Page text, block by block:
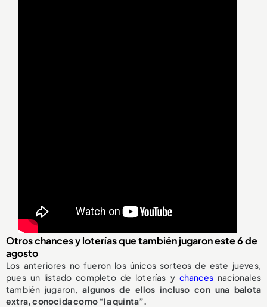
Otros chances y loterías que también jugaron este 6 de
agosto
Los anteriores no fueron los únicos sorteos de este jueves,
pues un listado completo de loterías y chances nacionales
también jugaron,algunos de ellos incluso con una balota
extra, conocida como “la quinta”.